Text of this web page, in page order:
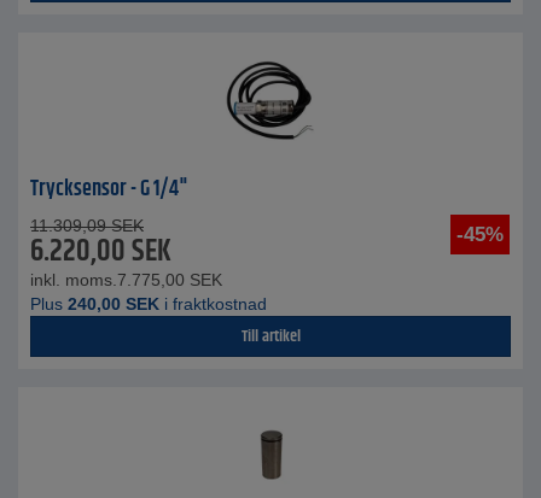
Trycksensor - G 1/4"
-45%
11.309,09 SEK
6.220,00SEK
inkl. moms. 7.775,00 SEK
Plus 240,00 SEK i fraktkostnad
Till artikel